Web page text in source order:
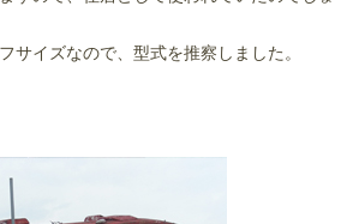
サイズなので、型式を推察しました。